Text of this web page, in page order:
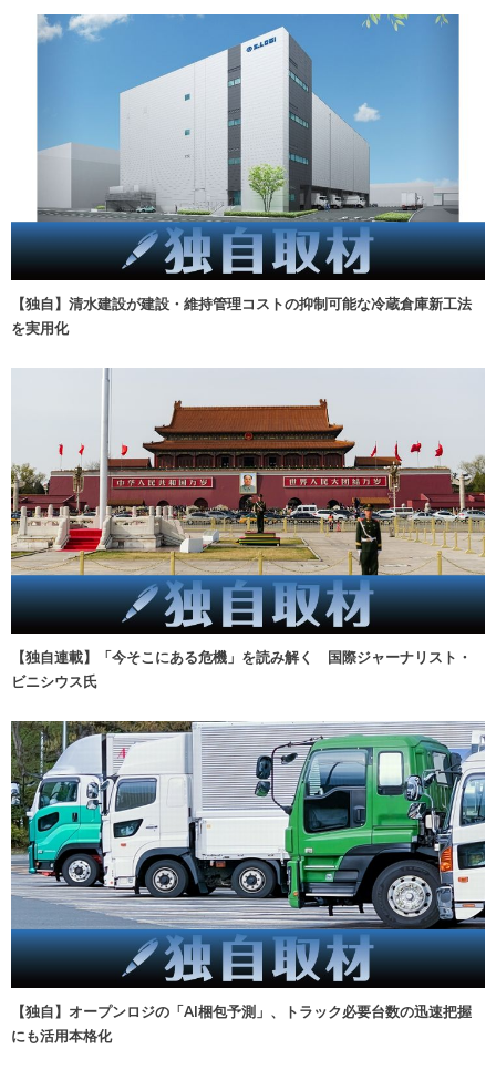
【独自】清水建設が建設・維持管理コストの抑制可能な冷蔵倉庫新工法
を実用化
【独自連載】「今そこにある危機」を読み解く 国際ジャーナリスト・
ビニシウス氏
【独自】オープンロジの「AI梱包予測」、トラック必要台数の迅速把握
にも活用本格化